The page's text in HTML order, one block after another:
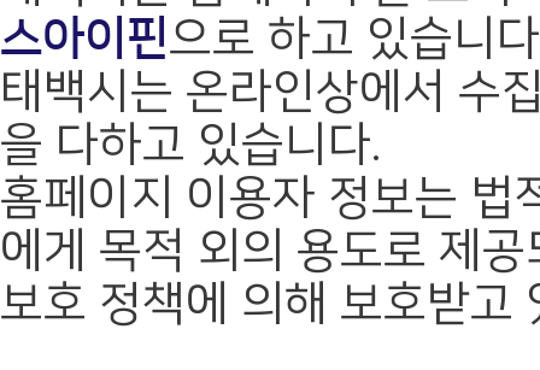
스아이핀으로 하고 있습니
태백시는 온라인상에서 수
을 다하고 있습니다.
홈페이지 이용자 정보는 법
에게 목적 외의 용도로 제
보호 정책에 의해 보호받고